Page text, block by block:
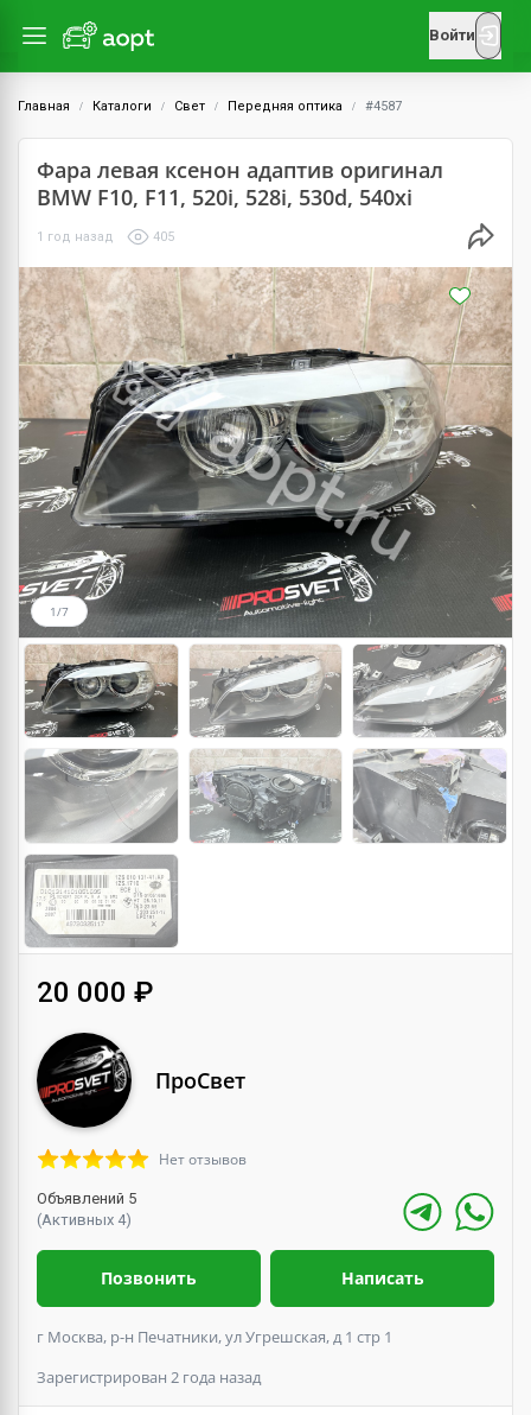
Войти
Главная Каталоги Свет Передняя оптика #4587
Фара левая ксенон адаптив оригинал
BMW F10, F11, 520i, 528i, 530d, 540xi
1 год назад 405
1/7
20 000 ₽
ПроСвет
Нет отзывов
Объявлений 5
(Активных 4)
Позвонить Написать
г Москва, р-н Печатники, ул Угрешская, д 1 стр 1
Зарегистрирован 2 года назад